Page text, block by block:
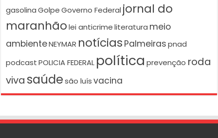
gasolina Golpe Governo Federal jornal do
maranhão lei anticrime literatura meio
ambienteNEYMAR notícias Palmeiras pnad
podcast POLICIA FEDERAL política prevenção roda
viva saúde são luís vacina